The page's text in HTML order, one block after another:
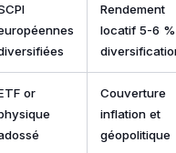
Rendement
locatif 5-6
or
Couverture
inflation et
géopolitique